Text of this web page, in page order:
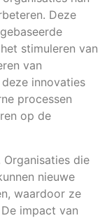
Deze
stimuleren van
van
innovaties
processen
op de
Organisaties die
nieuwe
waardoor ze
impact van